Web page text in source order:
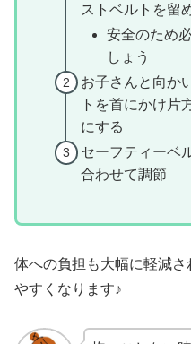
ストベルトを留
安全のため
しょう
お子さんと向か
トを首にかけ片
にする
セーフティーベ
合わせて調節
体への負担も大幅に軽減
やすくなります♪